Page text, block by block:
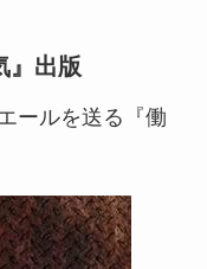
』出版
ールを送る『働